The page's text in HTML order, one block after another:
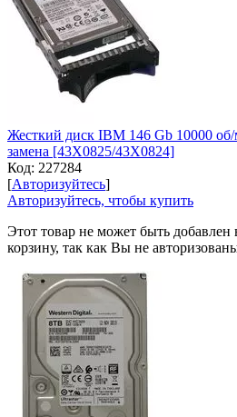
Жесткий диск IBM 146 Gb 10000
замена [43X0825/43X0824]
Код: 227284
[Авторизуйтесь]
Авторизуйтесь, чтобы купить
Этот товар не может быть добавлен
корзину, так как Вы не